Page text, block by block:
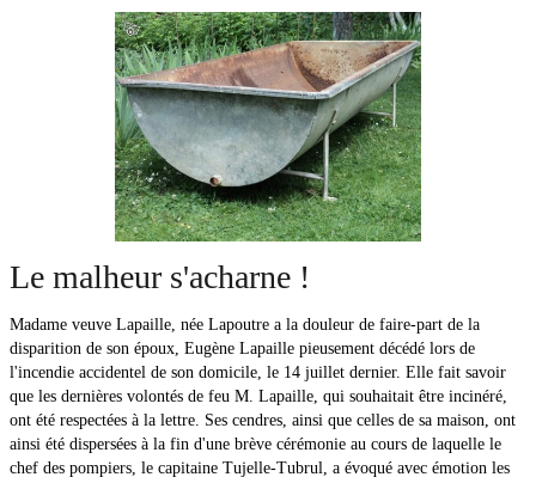
Le malheur s'acharne !
Madame veuve Lapaille, née Lapoutre a la douleur de faire-part de la
disparition de son époux, Eugène Lapaille pieusement décédé lors de
l'incendie accidentel de son domicile, le 14 juillet dernier. Elle fait savoir
que les dernières volontés de feu M. Lapaille, qui souhaitait être incinéré,
ont été respectées à la lettre. Ses cendres, ainsi que celles de sa maison, ont
ainsi été dispersées à la fin d'une brève cérémonie au cours de laquelle le
chef des pompiers, le capitaine Tujelle-Tubrul, a évoqué avec émotion les